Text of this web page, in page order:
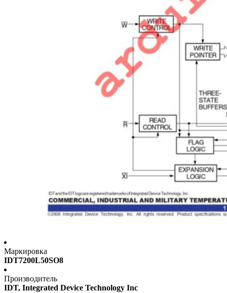
Маркировка
IDT7200L50SO8
Производитель
IDT, Integrated Device Technology Inc